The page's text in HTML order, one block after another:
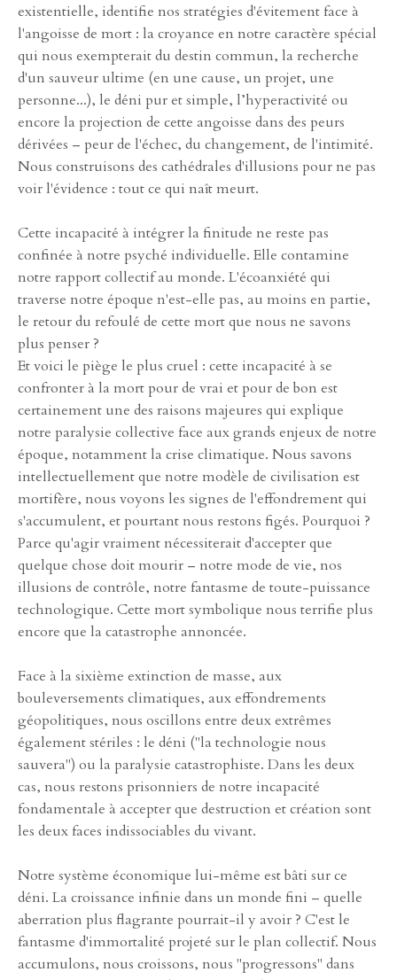
existentielle, identifie nos stratégies d'évitement face à
l'angoisse de mort : la croyance en notre caractère spécial
qui nous exempterait du destin commun, la recherche
d'un sauveur ultime (en une cause, un projet, une
personne...), le déni pur et simple, l’hyperactivité ou
encore la projection de cette angoisse dans des peurs
dérivées – peur de l'échec, du changement, de l'intimité.
Nous construisons des cathédrales d'illusions pour ne pas
voir l'évidence : tout ce qui naît meurt.
Cette incapacité à intégrer la finitude ne reste pas
confinée à notre psyché individuelle. Elle contamine
notre rapport collectif au monde. L'écoanxiété qui
traverse notre époque n'est-elle pas, au moins en partie,
le retour du refoulé de cette mort que nous ne savons
plus penser ?
Et voici le piège le plus cruel : cette incapacité à se
confronter à la mort pour de vrai et pour de bon est
certainement une des raisons majeures qui explique
notre paralysie collective face aux grands enjeux de notre
époque, notamment la crise climatique. Nous savons
intellectuellement que notre modèle de civilisation est
mortifère, nous voyons les signes de l'effondrement qui
s'accumulent, et pourtant nous restons figés. Pourquoi ?
Parce qu'agir vraiment nécessiterait d'accepter que
quelque chose doit mourir – notre mode de vie, nos
illusions de contrôle, notre fantasme de toute-puissance
technologique. Cette mort symbolique nous terrifie plus
encore que la catastrophe annoncée.
Face à la sixième extinction de masse, aux
bouleversements climatiques, aux effondrements
géopolitiques, nous oscillons entre deux extrêmes
également stériles : le déni ("la technologie nous
sauvera") ou la paralysie catastrophiste. Dans les deux
cas, nous restons prisonniers de notre incapacité
fondamentale à accepter que destruction et création sont
les deux faces indissociables du vivant.
Notre système économique lui-même est bâti sur ce
déni. La croissance infinie dans un monde fini – quelle
aberration plus flagrante pourrait-il y avoir ? C'est le
fantasme d'immortalité projeté sur le plan collectif. Nous
accumulons, nous croissons, nous "progressons" dans